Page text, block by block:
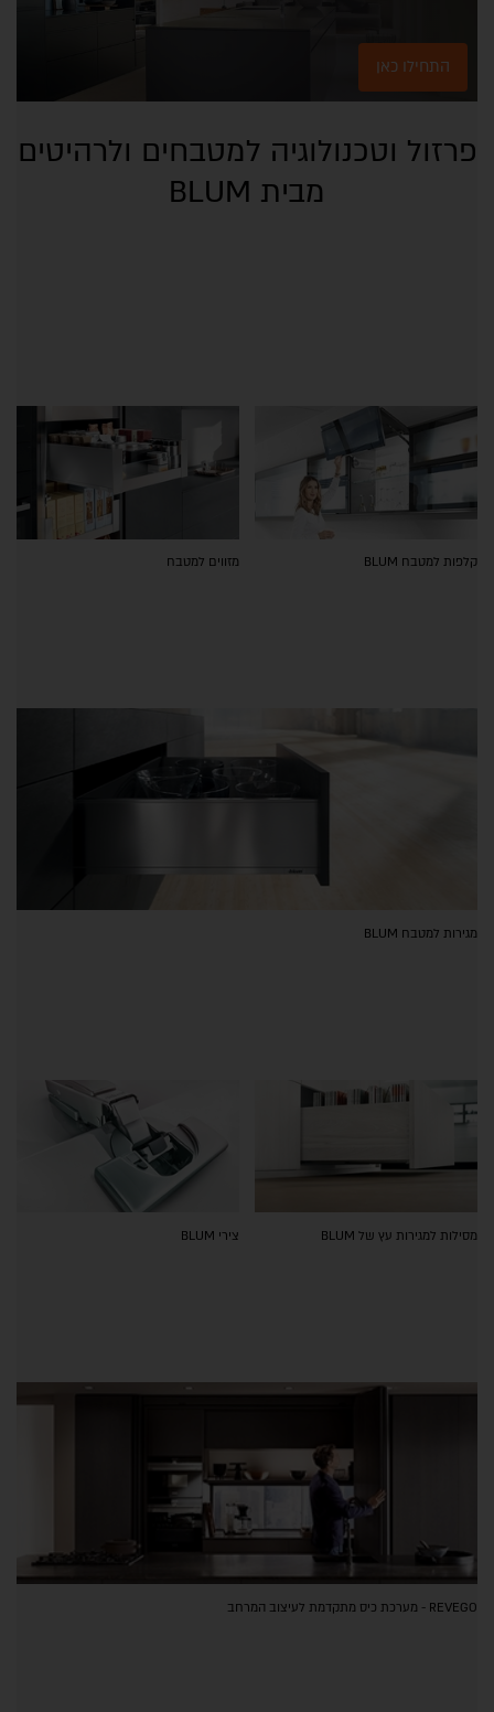
התחילו כאן
פרזול וטכנולוגיה למטבחים ולרהיטים
מבית BLUM
קלפות למטבח BLUM מזווים למטבח
מגירות למטבח BLUM
מסילות למגירות עץ של BLUM צירי BLUM
REVEGO - מערכת כיס מתקדמת לעיצוב המרחב